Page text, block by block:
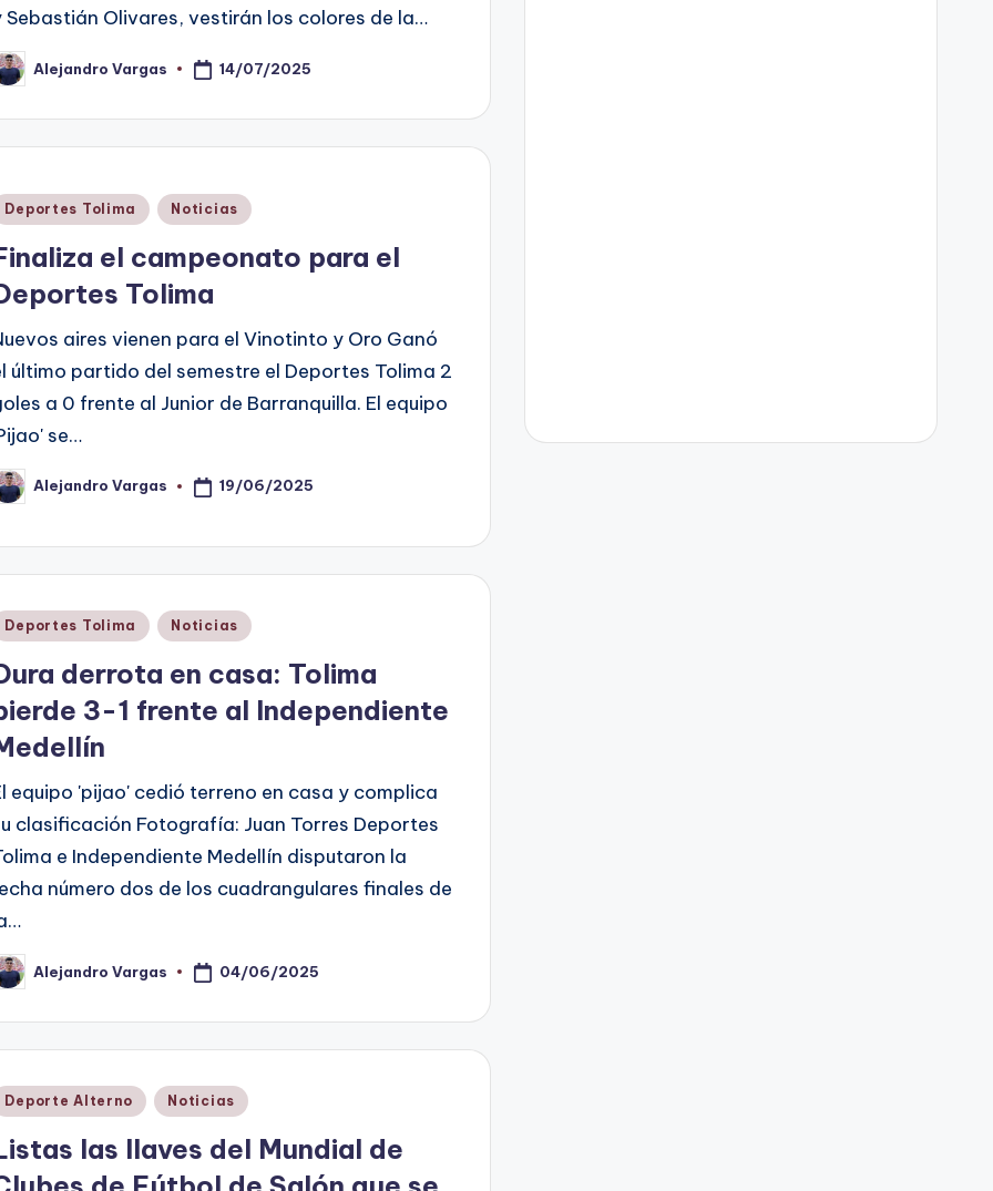
Sebastián Olivares, vestirán los colores de la…
Alejandro Vargas 14/07/2025
Deportes Tolima Noticias
el campeonato para el
Tolima
aires vienen para el Vinotinto y Oro Ganó
último partido del semestre el Deportes Tolima 2
a 0 frente al Junior de Barranquilla. El equipo
se…
Alejandro Vargas 19/06/2025
Deportes Tolima Noticias
derrota en casa: Tolima
3-1 frente al Independiente
equipo 'pijao' cedió terreno en casa y complica
clasificación Fotografía: Juan Torres Deportes
e Independiente Medellín disputaron la
número dos de los cuadrangulares finales de
Alejandro Vargas 04/06/2025
Deporte Alterno Noticias
las llaves del Mundial de